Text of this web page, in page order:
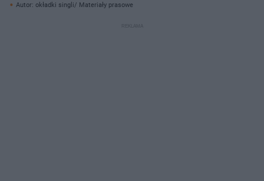
Autor: okładki singli/ Materiały prasowe